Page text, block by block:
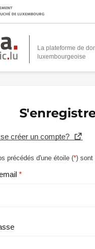
La plateforme de
créer un compte?
précédés d'une étoile (*) sont